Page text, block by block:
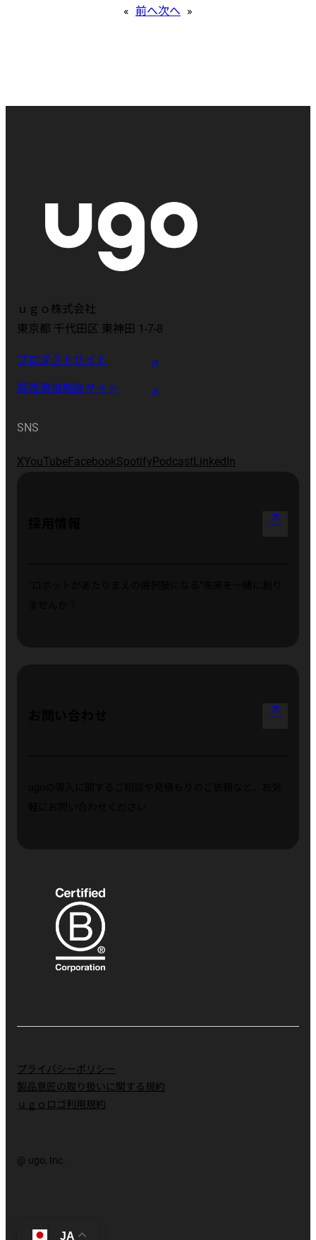
« 前へ次へ »
ｕｇｏ株式会社
東京都 千代田区 東神田 1-7-8
プロダクトサイト
認定資格制度サイト
SNS
XYouTubeFacebookSpotify Podcast LinkedIn
arrow_outward
arrow_outward
@ ugo, Inc.
プライバシーポリシー
製品意匠の取り扱いに関する規約
ｕｇｏロゴ利用規約
JA